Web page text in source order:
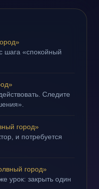
шага «спокойный
Следите
город»
и потребуется
город»
урок: закрыть один